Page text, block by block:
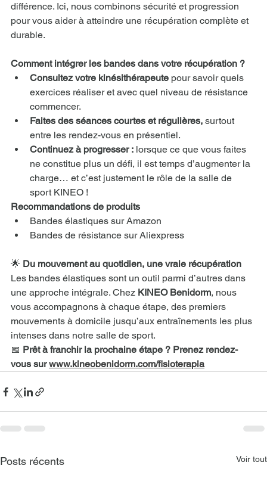
différence. Ici, nous combinons sécurité et progression
pour vous aider à atteindre une récupération complète et
durable.
Comment intégrer les bandes dans votre récupération ?
Consultez votre kinésithérapeute pour savoir quels
exercices réaliser et avec quel niveau de résistance
commencer.
Faites des séances courtes et régulières, surtout
entre les rendez-vous en présentiel.
Continuez à progresser : lorsque ce que vous faites
ne constitue plus un défi, il est temps d’augmenter la
charge… et c’est justement le rôle de la salle de
sport KINEO !
Recommandations de produits
Bandes élastiques sur Amazon
Bandes de résistance sur Aliexpress
🌟 Du mouvement au quotidien, une vraie récupération
Les bandes élastiques sont un outil parmi d’autres dans
une approche intégrale. Chez KINEO Benidorm, nous
vous accompagnons à chaque étape, des premiers
mouvements à domicile jusqu’aux entraînements les plus
intenses dans notre salle de sport.
📅 Prêt à franchir la prochaine étape ? Prenez rendez-
vous sur www.kineobenidorm.com/fisioterapia
Posts récents Voir tout